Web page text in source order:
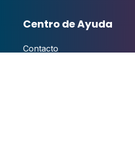
Centro de Ayuda
Contacto,